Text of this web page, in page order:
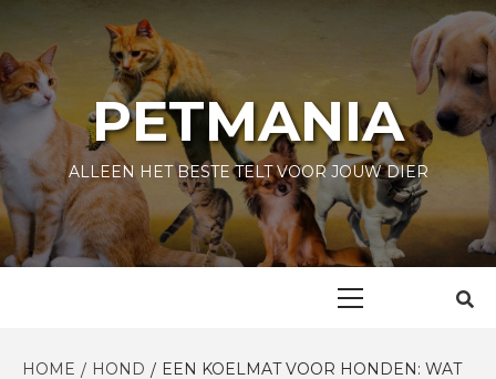
content
PETMANIA
ALLEEN HET BESTE TELT VOOR JOUW DIER
HOME HOND
EEN KOELMAT VOOR HONDEN: WAT